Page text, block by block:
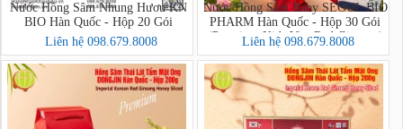
Nước Hồng Sâm Nhung Hươu KN
BIO Hàn Quốc - Hộp 20 Gói
Liên hệ 098.679.8008
Nước Hồng Sâm Baby SEOUL BIO
PHARM Hàn Quốc - Hộp 30 Gói
(Premium Kids Vita Red Ginseng)
Liên hệ 098.679.8008